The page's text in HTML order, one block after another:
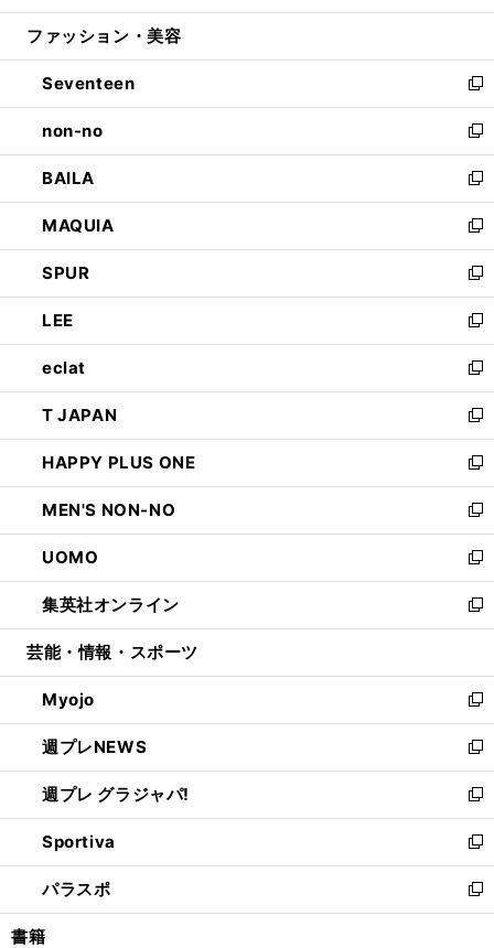
開
ウ
開
く
ン
ウ
で
開
く
ウ
ン
ド
ウ
で
開
く
ファッション・美容
Seventeen
新
し
い
ウ
ィ
ン
ド
ウ
で
開
く
non-no
新
し
い
ウ
ィ
ン
ド
ウ
で
開
く
BAILA
新
し
い
ウ
ィ
ン
ド
ウ
で
開
く
MAQUIA
新
し
い
ウ
ィ
ン
ド
ウ
で
開
く
SPUR
新
し
い
ウ
ィ
ン
ド
ウ
で
開
く
LEE
新
し
い
ウ
ィ
ン
ド
ウ
で
開
く
eclat
新
し
い
ウ
ィ
ン
ド
ウ
で
開
く
T JAPAN
新
し
い
ウ
ィ
ン
ド
ウ
で
開
HAPPY PLUS ONE
新
し
い
ウ
ィ
ン
ド
ウ
開
く
MEN'S NON-NO
新
し
い
ウ
ィ
ン
ウ
で
開
く
UOMO
新
し
い
ウ
ン
ド
ウ
で
開
く
集英社オンライン
新
し
ウ
ィ
ン
ド
ウ
で
開
く
芸能・情報・スポーツ
Myojo
新
し
い
ウ
ィ
ン
ド
ウ
で
開
週プレNEWS
新
し
い
ウ
ィ
ン
ド
ウ
週プレ グラジャパ!
新
し
い
ウ
ィ
ン
Sportiva
新
し
い
ウ
パラスポ
新
し
書籍